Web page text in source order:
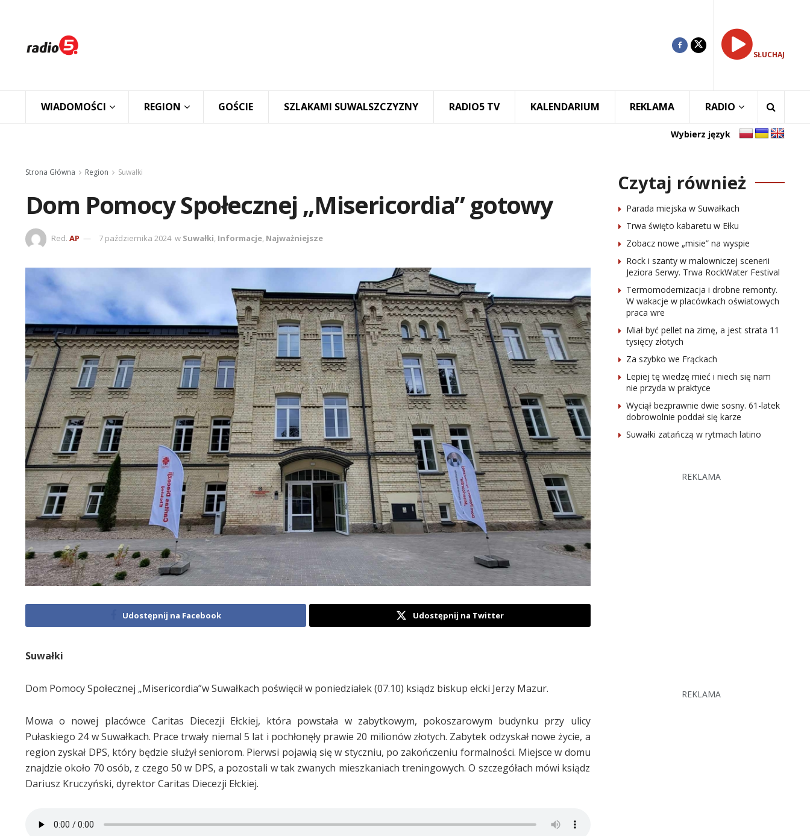
SŁUCHAJ
WIADOMOŚCI REGION GOŚCIE SZLAKAMI SUWALSZCZYZNY RADIO5 TV KALENDARIUM REKLAMA RADIO
Wybierz język
Strona Główna Region Suwałki
Dom Pomocy Społecznej „Misericordia” gotowy
Red. AP 7 października 2024 w Suwałki, Informacje, Najważniejsze
Udostępnij na Facebook Udostępnij na Twitter
Suwałki
Dom Pomocy Społecznej „Misericordia”w Suwałkach poświęcił w poniedziałek (07.10) ksiądz biskup ełcki Jerzy Mazur.
Mowa o nowej placówce Caritas Diecezji Ełckiej, która powstała w zabytkowym, pokoszarowym budynku przy ulicy
Pułaskiego 24 w Suwałkach. Prace trwały niemal 5 lat i pochłonęły prawie 20 milionów złotych. Zabytek odzyskał nowe życie, a
region zyskał DPS, który będzie służył seniorom. Pierwsi pojawią się w styczniu, po zakończeniu formalności. Miejsce w domu
znajdzie około 70 osób, z czego 50 w DPS, a pozostali w tak zwanych mieszkaniach treningowych. O szczegółach mówi ksiądz
Dariusz Kruczyński, dyrektor Caritas Diecezji Ełckiej.
Czytaj również
Parada miejska w Suwałkach
Trwa święto kabaretu w Ełku
Zobacz nowe „misie” na wyspie
Rock i szanty w malowniczej scenerii
Jeziora Serwy. Trwa RockWater Festival
Termomodernizacja i drobne remonty.
W wakacje w placówkach oświatowych
praca wre
Miał być pellet na zimę, a jest strata 11
tysięcy złotych
Za szybko we Frąckach
Lepiej tę wiedzę mieć i niech się nam
nie przyda w praktyce
Wyciął bezprawnie dwie sosny. 61-latek
dobrowolnie poddał się karze
Suwałki zatańczą w rytmach latino
REKLAMA
REKLAMA